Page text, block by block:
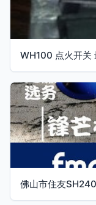
WH100 点火开关
佛山市住友